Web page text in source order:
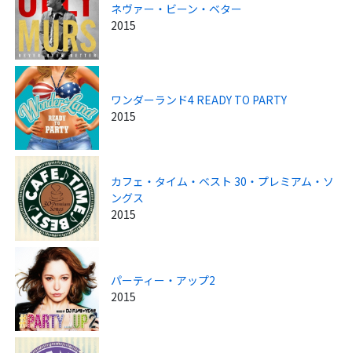
ネヴァー・ビーン・ベター
2015
ワンダーランド4 READY TO PARTY
2015
カフェ・タイム・ベスト 30・プレミアム・ソ
ングス
2015
パーティー・アップ2
2015